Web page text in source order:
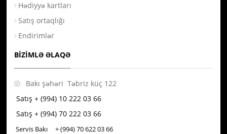
Hədiyyə kartları
Satış ortaqlığı
Endirimlər
BIZIMLƏ ƏLAQƏ
Bakı şəhəri Təbriz küç 122
Satış + (994) 10 222 03 66
Satış + (994) 70 222 03 66
Servis Bakı + (994) 70622 03 66